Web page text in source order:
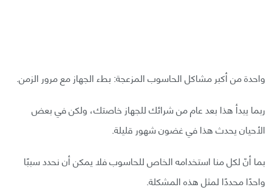
واحدة من أكبر مشاكل الحاسوب المزعجة: بطء الجهاز مع مرور الزمن.
ربما يبدأ هذا بعد عام من شرائك للجهاز خاصتك، ولكن في بعض
الأحيان يحدث هذا في غضون شهور قليلة.
بما أنّ لكل منا استخدامه الخاص للحاسوب فلا يمكن أن نحدد سببًا
واحدًا محددًا لمثل هذه المشكلة.